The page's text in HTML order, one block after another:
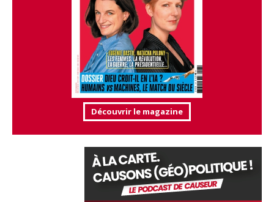
Découvrir le magazine